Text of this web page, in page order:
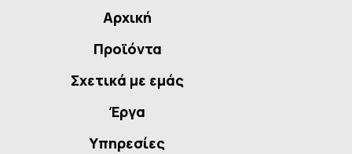
Αρχική
Προϊόντα
Σχετικά με εμάς
Έργα
Υπηρεσίες